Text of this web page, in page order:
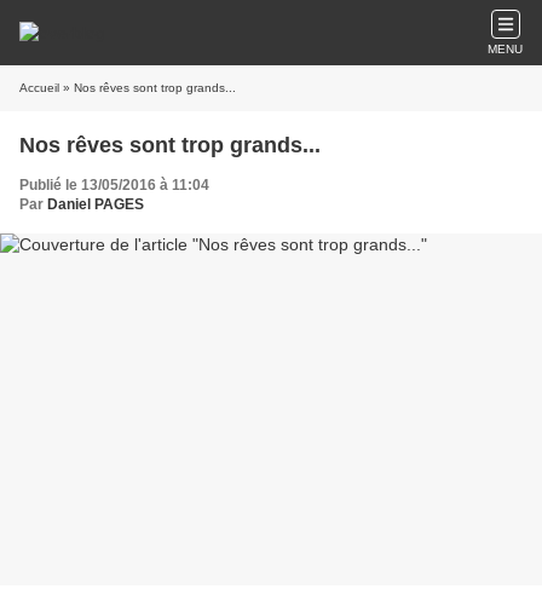
MENU
Accueil » Nos rêves sont trop grands...
Nos rêves sont trop grands...
Publié le 13/05/2016 à 11:04
Par Daniel PAGES